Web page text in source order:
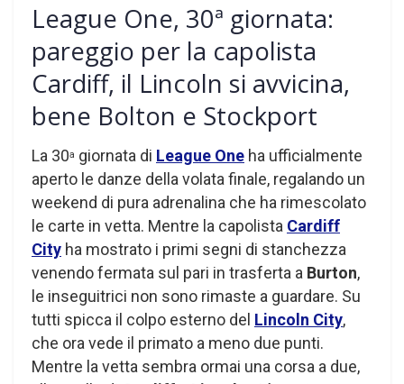
League One, 30ª giornata:
pareggio per la capolista
Cardiff, il Lincoln si avvicina,
bene Bolton e Stockport
La 30a giornata di League One ha ufficialmente
aperto le danze della volata finale, regalando un
weekend di pura adrenalina che ha rimescolato
le carte in vetta. Mentre la capolista Cardiff
City ha mostrato i primi segni di stanchezza
venendo fermata sul pari in trasferta a Burton,
le inseguitrici non sono rimaste a guardare. Su
tutti spicca il colpo esterno del Lincoln City,
che ora vede il primato a meno due punti.
Mentre la vetta sembra ormai una corsa a due,